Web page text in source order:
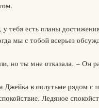
тебя есть планы
мы с тобой всерьез
но ты мне отказала. – Он
Джейка в полутьме рядом с
Ледяное